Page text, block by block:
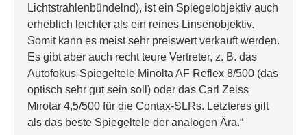
Lichtstrahlenbündelnd), ist ein Spiegelobjektiv auch
erheblich leichter als ein reines Linsenobjektiv.
Somit kann es meist sehr preiswert verkauft werden.
Es gibt aber auch recht teure Vertreter, z. B. das
Autofokus-Spiegeltele Minolta AF Reflex 8/500 (das
optisch sehr gut sein soll) oder das Carl Zeiss
Mirotar 4,5/500 für die Contax-SLRs. Letzteres gilt
als das beste Spiegeltele der analogen Ära.“